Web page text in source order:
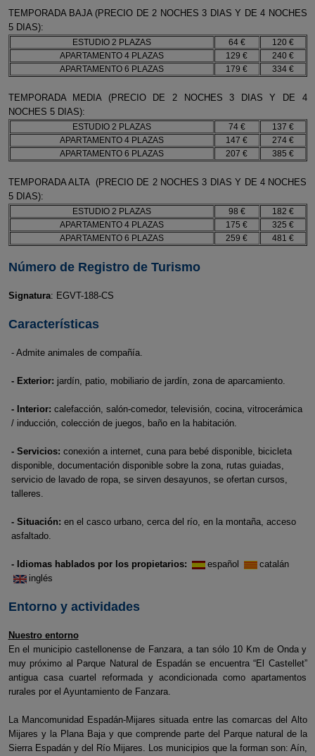
TEMPORADA BAJA (PRECIO DE 2 NOCHES 3 DIAS Y DE 4 NOCHES
5 DIAS):
ESTUDIO 2 PLAZAS 64 €
120 €
APARTAMENTO 4 PLAZAS
129 €
240 €
APARTAMENTO 6 PLAZAS
179 € 334 €
TEMPORADA MEDIA (PRECIO DE 2 NOCHES 3 DIAS Y DE 4
NOCHES 5 DIAS):
ESTUDIO 2 PLAZAS 74 €
137 €
APARTAMENTO 4 PLAZAS
147 €
274 €
APARTAMENTO 6 PLAZAS
207 € 385 €
TEMPORADA ALTA (PRECIO DE 2 NOCHES 3 DIAS Y DE 4 NOCHES
5 DIAS):
ESTUDIO 2 PLAZAS 98 €
182 €
APARTAMENTO 4 PLAZAS
175 €
325 €
APARTAMENTO 6 PLAZAS
259 € 481 €
Número de Registro de Turismo
Signatura: EGVT-188-CS
Características
- Admite animales de compañía.
- Exterior: jardín, patio, mobiliario de jardín, zona de aparcamiento.
- Interior: calefacción, salón-comedor, televisión, cocina, vitrocerámica
/ inducción, colección de juegos, baño en la habitación.
- Servicios: conexión a internet, cuna para bebé disponible, bicicleta
disponible, documentación disponible sobre la zona, rutas guiadas,
servicio de lavado de ropa, se sirven desayunos, se ofertan cursos,
talleres.
- Situación: en el casco urbano, cerca del río, en la montaña, acceso
asfaltado.
- Idiomas hablados por los propietarios: español
catalán
inglés
Entorno y actividades
Nuestro entorno
En el municipio castellonense de Fanzara, a tan sólo 10 Km de Onda y
muy próximo al Parque Natural de Espadán se encuentra “El Castellet”
antigua casa cuartel reformada y acondicionada como apartamentos
rurales por el Ayuntamiento de Fanzara.
La Mancomunidad Espadán-Mijares situada entre las comarcas del Alto
Mijares y la Plana Baja y que comprende parte del Parque natural de la
Sierra Espadán y del Río Mijares. Los municipios que la forman son: Aín,